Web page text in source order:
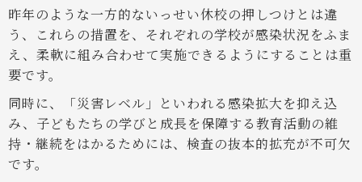
昨年のような一方的ないっせい休校の押しつけとは違
う、これらの措置を、それぞれの学校が感染状況をふま
え、柔軟に組み合わせて実施できるようにすることは重
要です。
同時に、「災害レベル」といわれる感染拡大を抑え込
み、子どもたちの学びと成長を保障する教育活動の維
持・継続をはかるためには、検査の抜本的拡充が不可欠
です。